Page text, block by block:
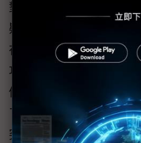
對於市場的疑慮，金坦言
疑，回憶起當初發表
在低功耗下仍能達到高效
功證明了可行性。他充滿
們宣布DX-M1時，沒有人
了。我們證明了它的能力
突破。」